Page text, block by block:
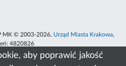
aby poprawić jakość
MK © 2003-2026, Urząd Miasta Krakowa,
4820826